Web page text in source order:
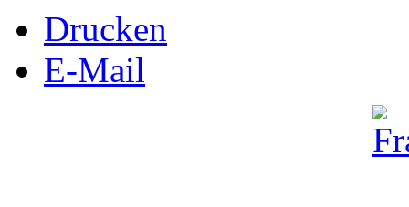
Drucken
E-Mail